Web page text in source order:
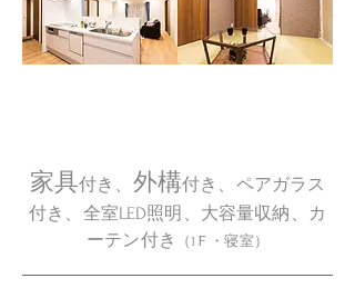
家具付き、 外構付き、ペアガラス
付き、全室LED照明、大容量収納、カ
ーテン付き
（1Ｆ・寝室）